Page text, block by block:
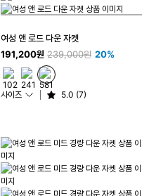
여성 앤 로드 다운 자켓
191,200원 239,000원 20%
사이즈 5.0 (7)